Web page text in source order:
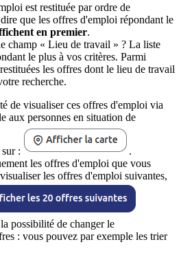
est restituée par ordre de
que les offres d'emploi répondant le
en premier.
champ « Lieu de travail » ? La liste
le plus à vos critères. Parmi
les offres dont le lieu de travail
recherche.
de visualiser ces offres d'emploi via
aux personnes en situation de
:
.
les offres d'emploi que vous
les offres d'emploi suivantes,
possibilité de changer le
: vous pouvez par exemple les trier